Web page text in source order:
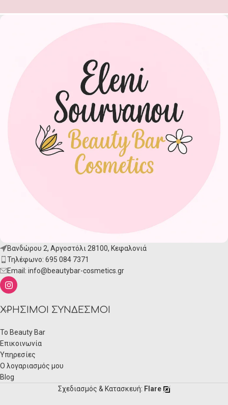
Βανδώρου 2, Αργοστόλι 28100, Κεφαλονιά
Τηλέφωνο: 695 084 7371
Email: info@beautybar-cosmetics.gr
ΧΡΉΣΙΜΟΙ ΣΎΝΔΕΣΜΟΙ
Το Beauty Bar
Επικοινωνία
Υπηρεσίες
Ο λογαριασμός μου
Blog
Σχεδιασμός & Κατασκευή: Flare